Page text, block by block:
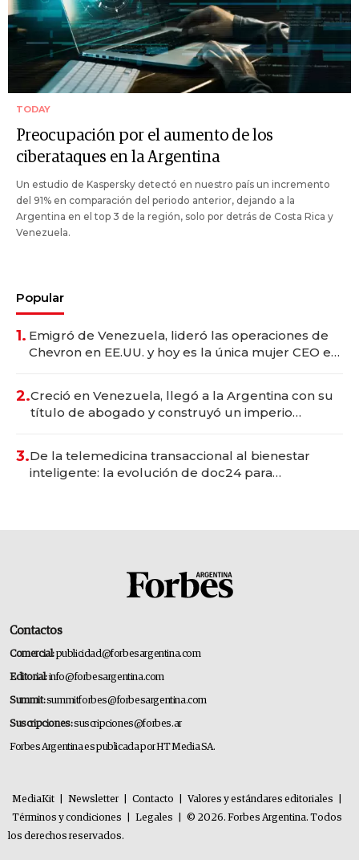
TODAY
Preocupación por el aumento de los
ciberataques en la Argentina
Un estudio de Kaspersky detectó en nuestro país un incremento
del 91% en comparación del periodo anterior, dejando a la
Argentina en el top 3 de la región, solo por detrás de Costa Rica y
Venezuela.
Popular
1. Emigró de Venezuela, lideró las operaciones de
Chevron en EE.UU. y hoy es la única mujer CEO en
2.Creció en Venezuela, llegó a la Argentina con su
título de abogado y construyó un imperio
3.De la telemedicina transaccional al bienestar
inteligente: la evolución de doc24 para
Contactos
Comercial:publicidad@forbesargentina.com
Editorial:info@forbesargentina.com
Summit:summitforbes@forbesargentina.com
Suscripciones:suscripciones@forbes.ar
Forbes Argentina es publicada por HT Media SA.
MediaKit Newsletter Contacto Valores y estándares editoriales
Términos y condiciones
Legales
© 2026. Forbes Argentina. Todos
los derechos reservados.